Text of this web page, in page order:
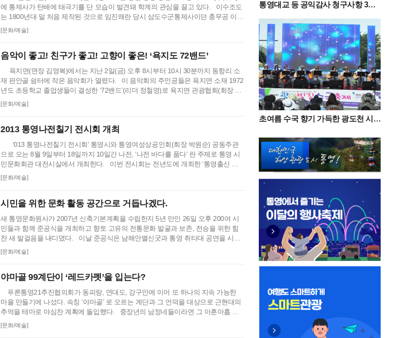
에 통제사가 탄배에 태극기를 단 모습이 발견돼 학계의 관심을 끌고 있다. 이수조도
는 1800년대 말 처음 제작된 것으로 임진왜란 당시 삼도수군통제사이던 충무공 이순
신이 거북선 43척을 포함, 총 548척의 전선(戰船)을 진두지휘하는 광경을 담아내고
[문화/예술]
음악이 좋고! 친구가 좋고! 고향이 좋은! ‘욕지도 72밴드’
욕지면(면장 김영복)에서는 지난 2일(금) 오후 8시부터 10시 30분까지 동항리 소
재 판안골 쉼터에 작은 음악회가 열렸다. 이 음악회의 주인공들은 욕지면 소재 1972
년도 초등학교 졸업생들이 결성한 ‘72밴드’(리더 정철영)로 욕지면 관광협회(회장 박
정우)의 후원으로 피서(휴가)철 관광객 및 주민들을 위해 처음으로 개최돼 500여명
[문화/예술]
2013 통영나전칠기 전시회 개최
‘013 통영나전칠기 전시회’ 통영시와 통영여성상공인회(회장 박원순) 공동주관
으로 오는 8월 9일부터 18일까지 10일간 나전, ‘나전 바다를 품다’ 란 주제로 통영 시
민문화회관 대전시실에서 개최한다. 이번 전시회는 전년도에 개최한 ‘통영출신 나
전칠기 장인 초청전시회’를 통하여 형성된 네트워크를 바탕으로 장인들의 신작발표
[문화/예술]
시민을 위한 문화 활동 공간으로 거듭나겠다.
새 통영문화원사가 2007년 신축기본계획을 수립한지 5년 만인 26일 오후 200여 시
민들과 함께 준공식을 개최하고 향토 고유의 전통문화 발굴과 보존, 전승을 위한 힘
찬 새 발걸음을 내디뎠다. 이날 준공식은 남해안별신굿과 통영 취타대 공연을 시작
으로 감사패 전달과 경과보도 등이 이어졌고 김동진 시장과 김만옥 시 의장과 시도의
성되어 창립총회를 거쳐 …
[문화/예술]
야마골 99계단이 ‘레드카펫’을 입는다?
푸른통영21추진협의회가 동피랑, 연대도, 강구안에 이어 또 하나의 지속 가능한
마을 만들기에 나섰다. 속칭 ‘야마골’ 로 오르는 계단과 그 언덕을 대상으로 근현대의
추억을 테마로 야심찬 계획에 돌입했다. 중장년의 남정네들이라면 그 아흔아홉 칸
의 계단을 떠올리며 ‘푸훗’하고 웃음을 뱉을 지도 모른다. 뚝지먼당으로 가는 길 양옆
[문화/예술]
통영대교 등 공익감사 청구사항 3
초여름 수국 향기 가득한 광도천 시민